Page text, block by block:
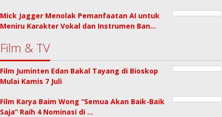
Mick Jagger Menolak Pemanfaatan AI untuk
Meniru Karakter Vokal dan Instrumen Ban…
Film & TV
Film Juminten Edan Bakal Tayang di Bioskop
Mulai Kamis 7 Juli
Film Karya Baim Wong “Semua Akan Baik-Baik
Saja” Raih 4 Nominasi di …